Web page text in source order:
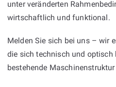
unter veränderten
wirtschaftlich und funktional.
Melden Sie sich bei uns – wir
die sich technisch und optisch
bestehende